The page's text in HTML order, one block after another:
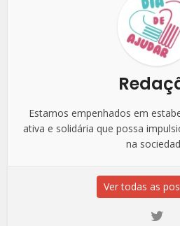
Estamos empenhados em
ativa e solidária que possa
na
Ver todas as